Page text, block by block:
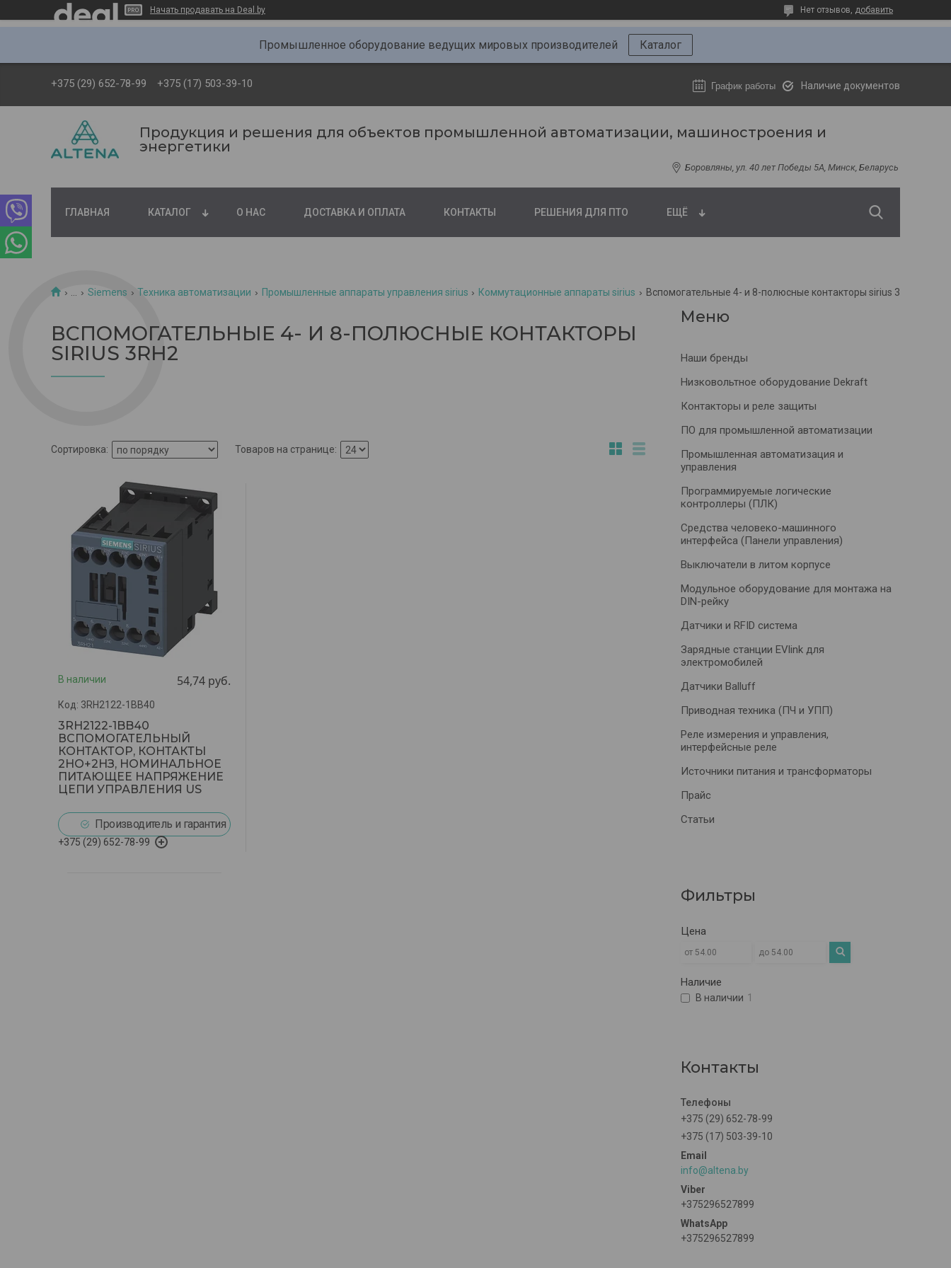
Начать продавать на Deal.by Нет отзывов, добавить
Промышленное оборудование ведущих мировых производителей Каталог
+375 (29) 652-78-99 +375 (17) 503-39-10 График работы Наличие документов
Продукция и решения для объектов промышленной автоматизации, машиностроения и
энергетики
Боровляны, ул. 40 лет Победы 5A, Минск, Беларусь
ГЛАВНАЯ КАТАЛОГ О НАС ДОСТАВКА И ОПЛАТА КОНТАКТЫ РЕШЕНИЯ ДЛЯ ПТО ЕЩЁ
Siemens Техника автоматизации Промышленные аппараты управления sirius Коммутационные аппараты sirius
Наши бренды
Низковольтное оборудование Dekraft
Контакторы и реле защиты
ПО для промышленной автоматизации
Промышленная автоматизация и
управления
Программируемые логические
контроллеры (ПЛК)
Средства человеко-машинного
интерфейса (Панели управления)
Выключатели в литом корпусе
Модульное оборудование для монтажа на
DIN-рейку
Датчики и RFID система
Зарядные станции EVlink для
электромобилей
Датчики Balluff
Приводная техника (ПЧ и УПП)
Реле измерения и управления,
интерфейсные реле
Источники питания и трансформаторы
Прайс
Статьи
Фильтры
Цена
Наличие
В наличии 1
Контакты
+375 (29) 652-78-99
+375 (17) 503-39-10
info@altena.by
+375296527899
+375296527899
ВСПОМОГАТЕЛЬНЫЕ 4- И 8-ПОЛЮСНЫЕ КОНТАКТОРЫ
SIRIUS 3RH2
В наличии 54,74 руб.
3RH2122-1BB40
3RH2122-1BB40
ВСПОМОГАТЕЛЬНЫЙ
КОНТАКТОР, КОНТАКТЫ
2НО+2НЗ, НОМИНАЛЬНОЕ
ПИТАЮЩЕЕ НАПРЯЖЕНИЕ
ЦЕПИ УПРАВЛЕНИЯ US
Производитель и гарантия
+375 (29) 652-78-99